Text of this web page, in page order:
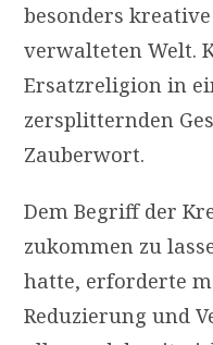
besonders
verwalteten Welt.
Ersatzreligion in
zersplitternden
Zauberwort.
Dem Begriff der
zukommen zu
hatte, erforderte
Reduzierung und